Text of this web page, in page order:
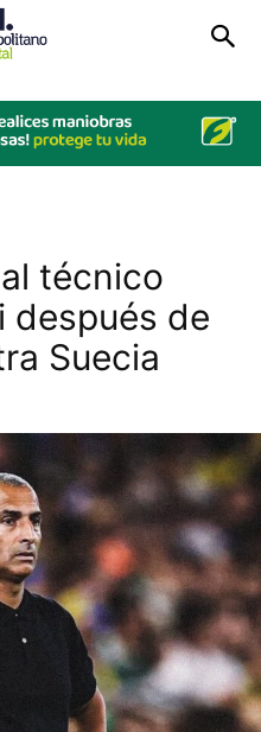
técnico
después de
Suecia